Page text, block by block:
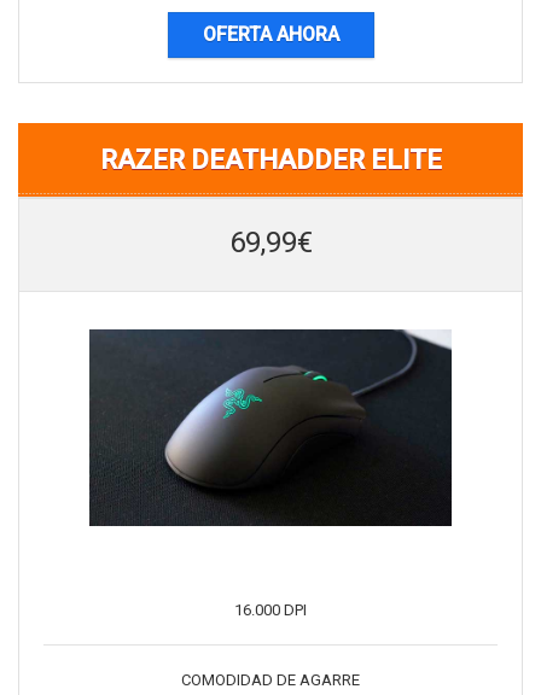
OFERTA AHORA
RAZER DEATHADDER ELITE
69,99€
16.000 DPI
COMODIDAD DE AGARRE